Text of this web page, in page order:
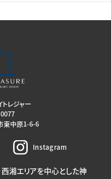
レジャー
東中原1-6-6
Instagram
西湘エリアを中心とした神